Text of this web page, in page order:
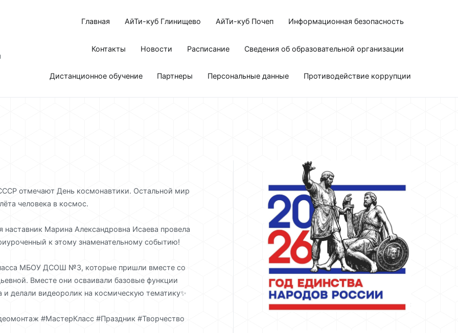
Главная АйТи-куб Глинищево АйТи-куб Почеп Информационная безопасность
Контакты Новости Расписание Сведения об образовательной организации
Дистанционное обучение Партнеры Персональные данные Противодействие коррупции
отмечают День космонавтики. Остальной мир
человека в космос.
Марина Александровна Исаева провела
к этому знаменательному событию!
МБОУ ДСОШ №3, которые пришли вместе со
Вместе они осваивали базовые функции
делали видеоролик на космическую тематику✨
#МастерКласс #Праздник #Творчество